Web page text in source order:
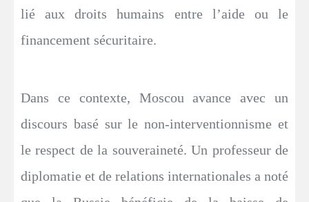
lié aux droits humains entre l’aide ou le
financement sécuritaire.
Dans ce contexte, Moscou avance avec un
discours basé sur le non-interventionnisme et
le respect de la souveraineté. Un professeur de
diplomatie et de relations internationales a noté